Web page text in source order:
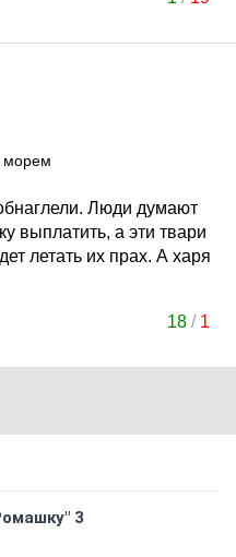
морем
Люди думают
выплатить, а эти твари
летать их прах. А харя
18 / 1
3